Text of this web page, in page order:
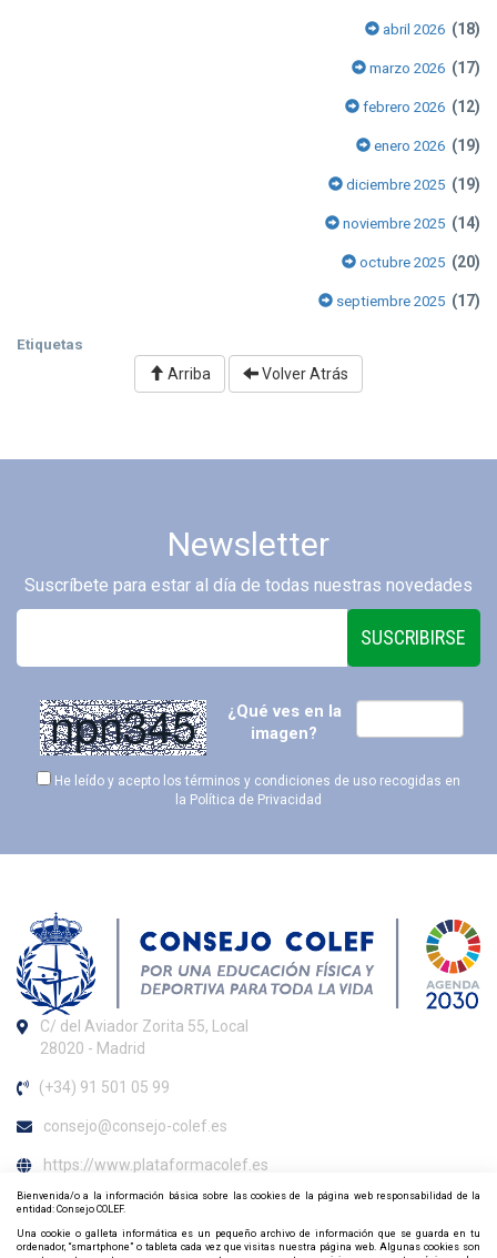
abril 2026 (18)
marzo 2026 (17)
febrero 2026 (12)
enero 2026 (19)
diciembre 2025 (19)
noviembre 2025 (14)
octubre 2025 (20)
septiembre 2025 (17)
Etiquetas
Arriba Volver Atrás
Newsletter
Suscríbete para estar al día de todas nuestras novedades
SUSCRIBIRSE
¿Qué ves en la
imagen?
He leído y acepto los términos y condiciones de uso recogidas en
la Política de Privacidad
C/ del Aviador Zorita 55, Local
28020 - Madrid
(+34) 91 501 05 99
consejo@consejo-colef.es
https://www.plataformacolef.es
Horario de atención al colegiado
De lunes a viernes de 09:00 h. a 20:00 h.
Bienvenida/o a la información básica sobre las cookies de la página web responsabilidad de la
entidad: Consejo COLEF.
Una cookie o galleta informática es un pequeño archivo de información que se guarda en tu
ordenador, “smartphone” o tableta cada vez que visitas nuestra página web. Algunas cookies son